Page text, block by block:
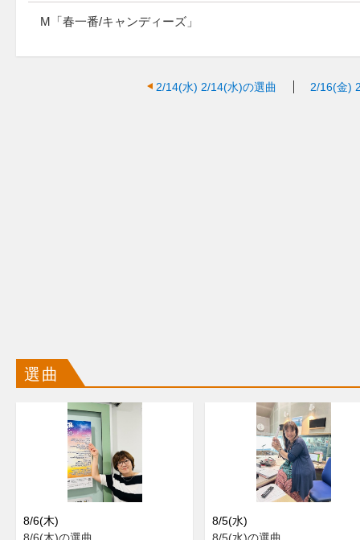
M「春一番/キャンディーズ」
2/14(水) 2/14(水)の選曲 2/16(金)
選曲
8/6(木)
8/5(水)